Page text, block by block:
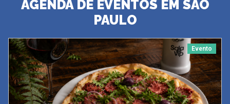
AGENDA DE EVENTOS EM SÃO
PAULO
Evento